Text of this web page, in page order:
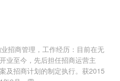
招商管理，工作经历：目前在无
业至今，先后担任招商运营主
及招商计划的制定执行。获2015